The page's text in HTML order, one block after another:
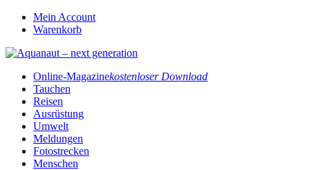
Mein Account
Warenkorb
Online-Magazinekostenloser Download
Tauchen
Reisen
Ausrüstung
Umwelt
Meldungen
Fotostrecken
Menschen